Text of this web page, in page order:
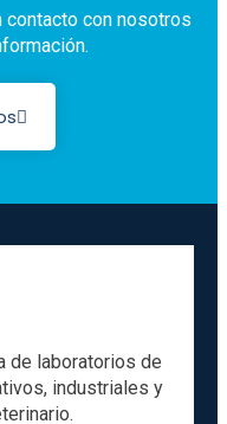
contacto con nosotros
de laboratorios de
industriales y